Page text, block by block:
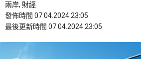
兩岸, 財經
發佈時間 07.04.2024 23:05
最後更新時間 07.04.2024 23:05